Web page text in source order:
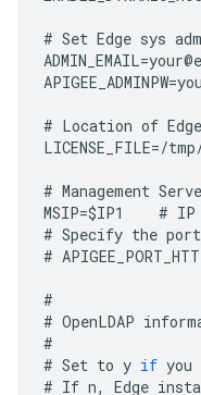
# Set Edge sys
ADMIN_EMAIL=your@
APIGEE_ADMINPW=
# Location of Edge
LICENSE_FILE=/tmp
# Management
MSIP=$IP1 # IP
# Specify the port
#
#
# OpenLDAP
#
# Set to y if you
# If n, Edge